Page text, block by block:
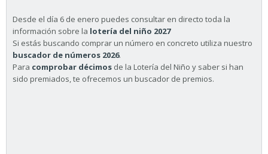
Desde el día 6 de enero puedes consultar en directo toda la
información sobre la lotería del niño 2027
Si estás buscando comprar un número en concreto utiliza nuestro
buscador de números 2026.
Para comprobar décimos de la Lotería del Niño y saber si han
sido premiados, te ofrecemos un buscador de premios.